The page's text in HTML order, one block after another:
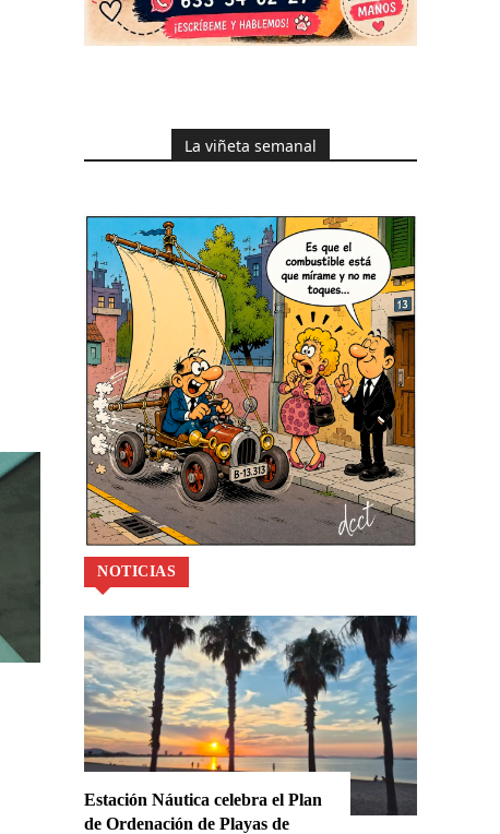
La viñeta semanal
NOTICIAS
Estación Náutica celebra el Plan
de Ordenación de Playas de